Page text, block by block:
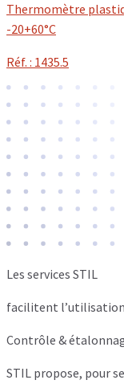
Thermomètre
-20+60°C
Réf. : 1435.5
Les services STIL
facilitent l’utilisation
Contrôle &
STIL propose, pour